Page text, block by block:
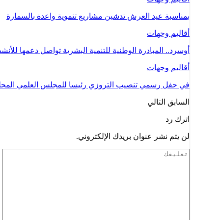
بمناسبة عيد العرش تدشين مشاريع تنموية واعدة بالسمارة
أقاليم وجهات
أوسرد.. المبادرة الوطنية للتنمية البشرية تواصل دعمها
أقاليم وجهات
في حفل رسمي تنصيب التروزي رئيسا للمجلس العلمي
السابق التالي
اترك رد
لن يتم نشر عنوان بريدك الإلكتروني.